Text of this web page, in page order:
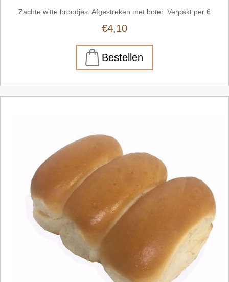
Zachte witte broodjes. Afgestreken met boter. Verpakt per 6
€4,10